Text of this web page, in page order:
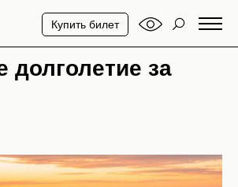
Купить билет
долголетие за